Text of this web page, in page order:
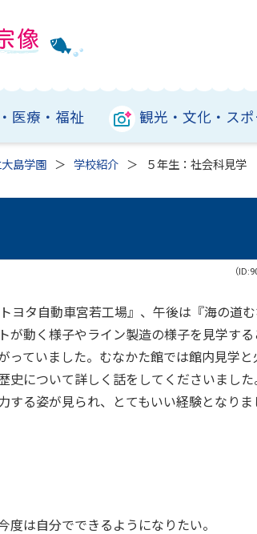
医療・福祉 観光・文化・ス
島学園 学校紹介 ５年生：社会科見学
（
ヨタ自動車宮若工場』、午後は『海の道
が動く様子やライン製造の様子を見学する
っていました。むなかた館では館内見学と
史について詳しく話をしてくださいました
する姿が見られ、とてもいい経験となりま
は自分でできるようになりたい。